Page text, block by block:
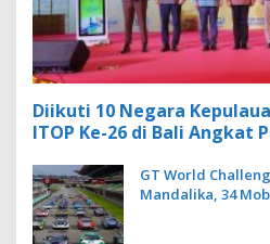
Diikuti 10 Negara
ITOP Ke-26 di Bali Angkat
GT World
Mandalika, 34